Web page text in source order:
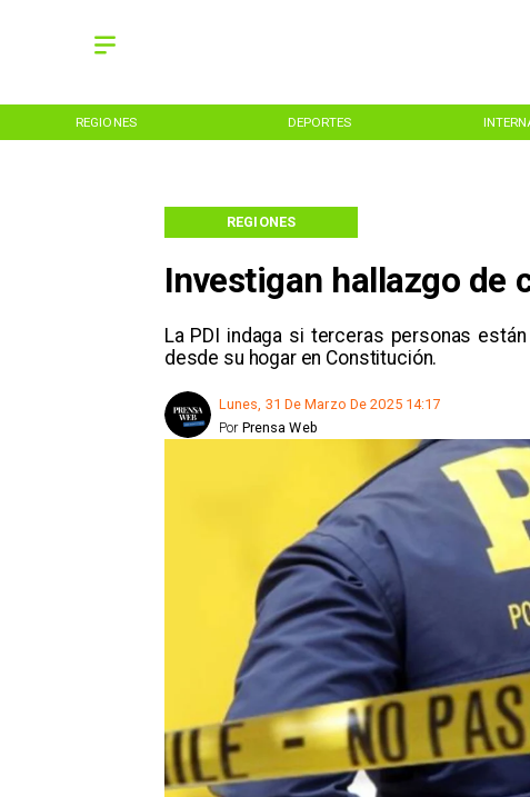
REGIONES DEPORTES
Investigan hallazgo de
La PDI indaga si terceras personas
desde su hogar en Constitución.
REGIONES
Lunes, 31 De Marzo De 2025 14:17
Prensa Web
Por